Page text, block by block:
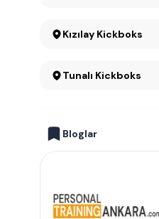
Kızılay Kickboks
Tunalı Kickboks
Bloglar